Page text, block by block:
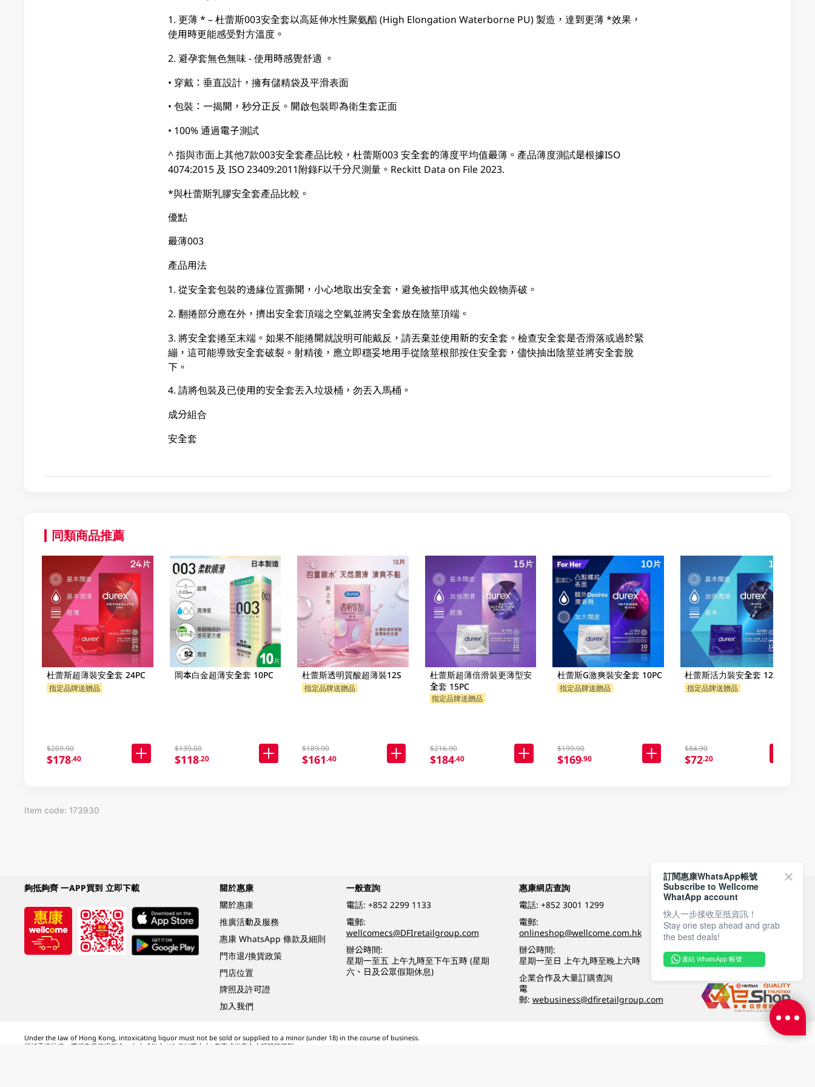
1. 更薄 * – 杜蕾斯003安全套以高延伸水性聚氨酯 (High Elongation Waterborne PU) 製造，達到更薄 *效果，
使用時更能感受對方溫度。
2. 避孕套無色無味 - 使用時感覺舒適 。
• 穿戴：垂直設計，擁有儲精袋及平滑表面
• 包裝：一揭開，秒分正反。開啟包裝即為衛生套正面
• 100% 通過電子測試
^ 指與市面上其他7款003安全套產品比較，杜蕾斯003 安全套的薄度平均值最薄。產品薄度測試是根據ISO
4074:2015 及 ISO 23409:2011附錄F以千分尺測量。Reckitt Data on File 2023.
*與杜蕾斯乳膠安全套產品比較。
優點
最薄003
產品用法
1. 從安全套包裝的邊緣位置撕開，小心地取出安全套，避免被指甲或其他尖銳物弄破。
2. 翻捲部分應在外，擠出安全套頂端之空氣並將安全套放在陰莖頂端。
3. 將安全套捲至末端。如果不能捲開就說明可能戴反，請丟棄並使用新的安全套。檢查安全套是否滑落或過於緊
繃，這可能導致安全套破裂。射精後，應立即穩妥地用手從陰莖根部按住安全套，儘快抽出陰莖並將安全套脫
下。
4. 請將包裝及已使用的安全套丟入垃圾桶，勿丟入馬桶。
成分組合
安全套
同類商品推薦
杜蕾斯超薄裝安全套 24PC
指定品牌送贈品
$209.90
$178.40
岡本白金超薄安全套 10PC
$139.00
$118.20
杜蕾斯透明質酸超薄裝12S
指定品牌送贈品
$189.90
$161.40
杜蕾斯超薄倍滑裝更薄型安
全套 15PC
指定品牌送贈品
$216.90
$184.40
杜蕾斯G激爽裝安全套 10PC
指定品牌送贈品
$199.90
$169.90
杜蕾斯活力裝安全套 12PC
指定品牌送贈品
$84.90
$72.20
Item code: 173930
夠抵夠齊 一APP買到 立即下載
關於惠康
關於惠康
推廣活動及服務
惠康 WhatsApp 條款及細則
門市退/換貨政策
門店位置
牌照及許可證
加入我們
一般查詢
電話: +852 2299 1133
電郵:
wellcomecs@DFIretailgroup.com
辦公時間:
星期一至五 上午九時至下午五時 (星期
六、日及公眾假期休息)
惠康網店查詢
電話: +852 3001 1299
電郵:
onlineshop@wellcome.com.hk
辦公時間:
星期一至日 上午九時至晚上六時
企業合作及大量訂購查詢
電
郵: webusiness@dfiretailgroup.com
付款方式
關注我們
Under the law of Hong Kong, intoxicating liquor must not be sold or supplied to a minor (under 18) in the course of business.
根據香港法律，不得在業務過程中，向未成年人 (18 歲以下人士) 售賣或供應令人醺醉的酒類。
訂閱惠康WhatsApp帳號
Subscribe to Wellcome
WhatApp account
快人一步接收至抵資訊！
Stay one step ahead and grab
the best deals!
連結 WhatsApp 帳號